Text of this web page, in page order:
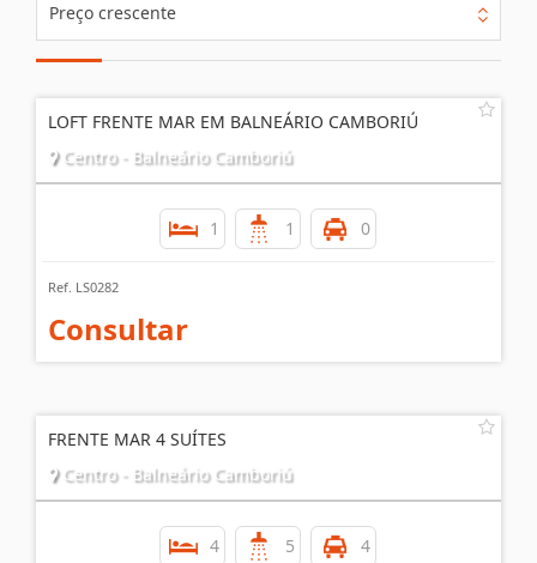
Preço crescente
LOFT FRENTE MAR EM BALNEÁRIO CAMBORIÚ
Centro - Balneário Camboriú
1 1 0
Ref. LS0282
Consultar
FRENTE MAR 4 SUÍTES
Centro - Balneário Camboriú
4 5 4